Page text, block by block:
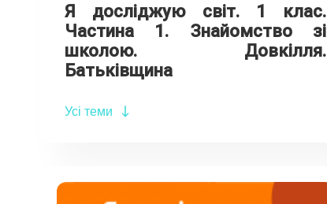
Я досліджую світ. 1 клас.
Частина 1. Знайомство зі
школою. Довкілля.
Батьківщина
Усі теми